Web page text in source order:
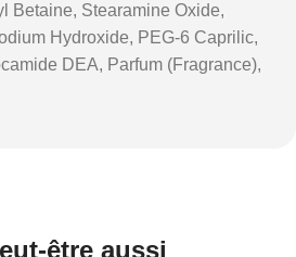
Betaine, Stearamine Oxide,
Hydroxide, PEG-6 Caprilic,
DEA, Parfum (Fragrance),
être aussi